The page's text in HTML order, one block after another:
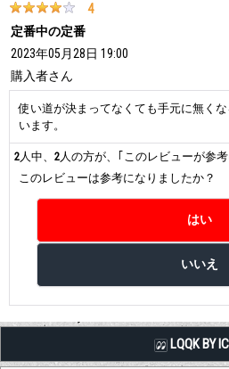
4
定番中の定番
2023年05月28日 19:00
購入者さん
使い道が決まってなくても手元に無く
います。
2 人中、 2 人の方が、｢このレビューが参
このレビューは参考になりましたか？
LQQK BY